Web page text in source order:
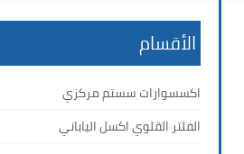
الأقسام
اكسسوارات سستم مركزي
الفلتر القلوي اكسل الياباني